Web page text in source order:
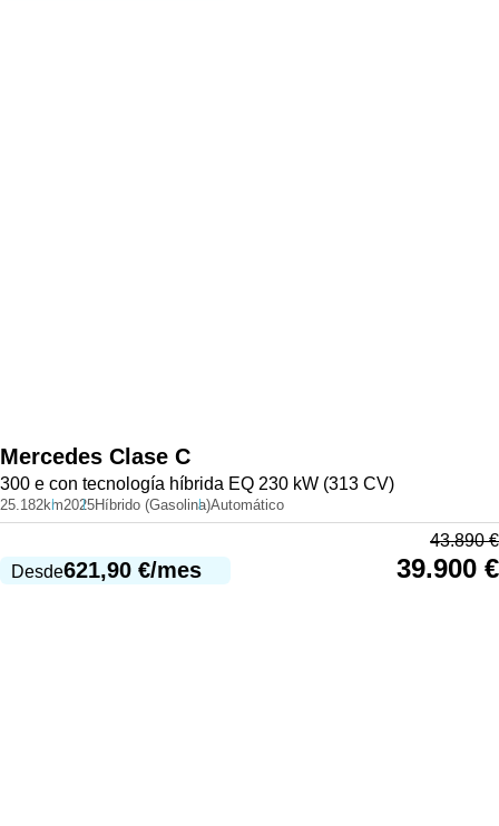
Mercedes Clase C
300 e con tecnología híbrida EQ 230 kW (313 CV)
25.182km2025Híbrido (Gasolina)Automático
Desde621,90 €/mes
43.890€
39.900 €